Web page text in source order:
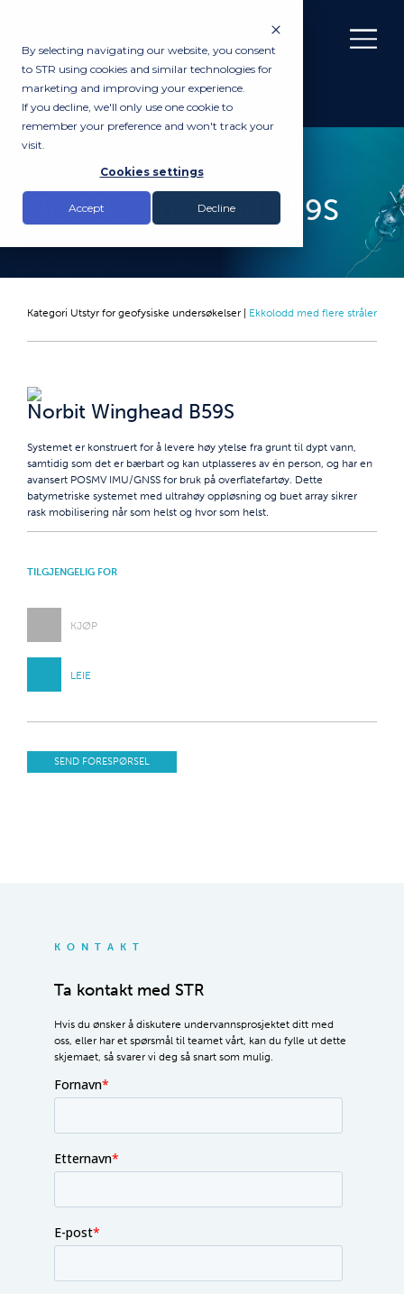
By selecting navigating our website, you consent
to STR using cookies and similar technologies for
marketing and improving your experience.
If you decline, we'll only use one cookie to
remember your preference and won't track your
visit.
Cookies settings
Accept Decline
Norbit Winghead B59S
Kategori Utstyr for geofysiske undersøkelser Ekkolodd med flere stråler
Norbit Winghead B59S
Systemet er konstruert for å levere høy ytelse fra grunt til dypt vann,
samtidig som det er bærbart og kan utplasseres av én person, og har en
avansert POSMV IMU/GNSS for bruk på overflatefartøy. Dette
batymetriske systemet med ultrahøy oppløsning og buet array sikrer
rask mobilisering når som helst og hvor som helst.
TILGJENGELIG FOR
KJØP
LEIE
SEND FORESPØRSEL
KONTAKT
Ta kontakt med STR
Hvis du ønsker å diskutere undervannsprosjektet ditt med
oss, eller har et spørsmål til teamet vårt, kan du fylle ut dette
skjemaet, så svarer vi deg så snart som mulig.